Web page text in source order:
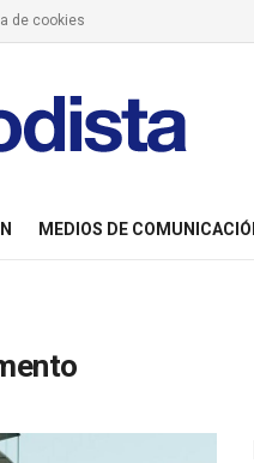
de cookies
MEDIOS DE